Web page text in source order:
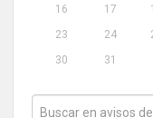
16
17
23
24
30
31